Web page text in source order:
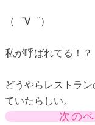
（゜∀゜）
私が呼ばれてる！？
どうやらレストラ
ていたらしい。
次の